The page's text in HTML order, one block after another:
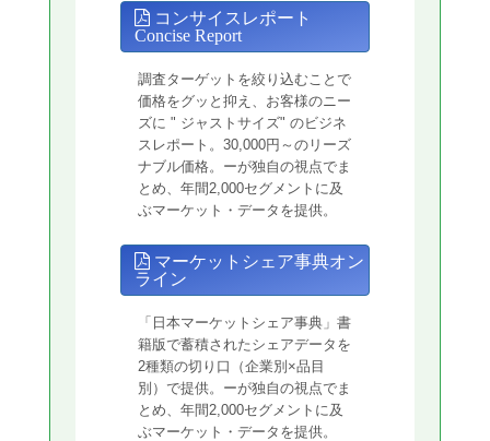
コンサイスレポート
Concise Report
調査ターゲットを絞り込むことで
価格をグッと抑え、お客様のニー
ズに " ジャストサイズ" のビジネ
スレポート。30,000円～のリーズ
ナブル価格。ーが独自の視点でま
とめ、年間2,000セグメントに及
ぶマーケット・データを提供。
マーケットシェア事典オン
ライン
「日本マーケットシェア事典」書
籍版で蓄積されたシェアデータを
2種類の切り口（企業別×品目
別）で提供。ーが独自の視点でま
とめ、年間2,000セグメントに及
ぶマーケット・データを提供。